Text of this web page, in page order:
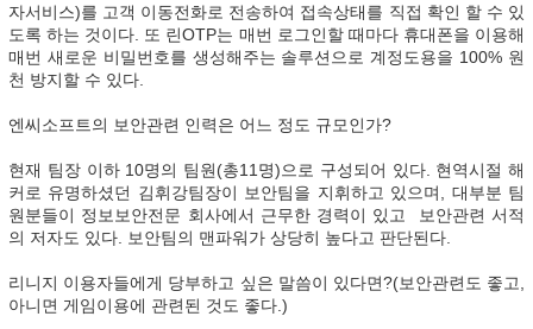
자서비스)를 고객 이동전화로 전송하여 접속상태를 직접 확인 할 수 있
도록 하는 것이다. 또 린OTP는 매번 로그인할 때마다 휴대폰을 이용해
매번 새로운 비밀번호를 생성해주는 솔루션으로 계정도용을 100% 원
천 방지할 수 있다.
엔씨소프트의 보안관련 인력은 어느 정도 규모인가?
현재 팀장 이하 10명의 팀원(총11명)으로 구성되어 있다. 현역시절 해
커로 유명하셨던 김휘강팀장이 보안팀을 지휘하고 있으며, 대부분 팀
원분들이 정보보안전문 회사에서 근무한 경력이 있고 보안관련 서적
의 저자도 있다. 보안팀의 맨파워가 상당히 높다고 판단된다.
리니지 이용자들에게 당부하고 싶은 말씀이 있다면?(보안관련도 좋고,
아니면 게임이용에 관련된 것도 좋다.)